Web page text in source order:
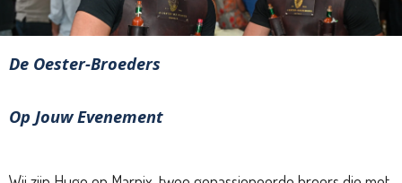
De Oester-Broeders
Op Jouw Evenement